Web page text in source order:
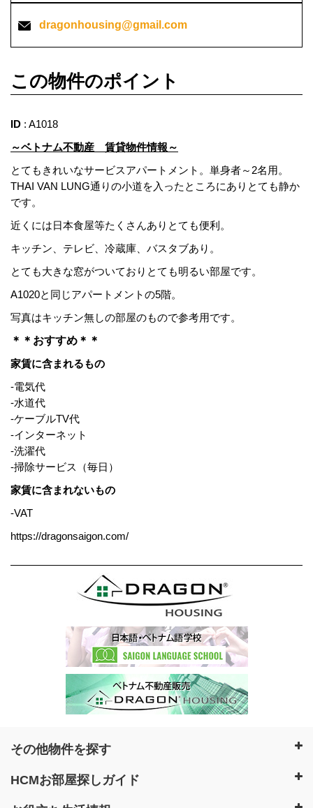
dragonhousing@gmail.com
この物件のポイント
ID : A1018
～ベトナム不動産 賃貸物件情報～
とてもきれいなサービスアパートメント。単身者～2名用。
THAI VAN LUNG通りの小道を入ったところにありとても静か
です。
近くには日本食屋等たくさんありとても便利。
キッチン、テレビ、冷蔵庫、バスタブあり。
とても大きな窓がついておりとても明るい部屋です。
A1020と同じアパートメントの5階。
写真はキッチン無しの部屋のもので参考用です。
＊＊おすすめ＊＊
家賃に含まれるもの
-電気代
-水道代
-ケーブルTV代
-インターネット
-洗濯代
-掃除サービス（毎日）
家賃に含まれないもの
-VAT
https://dragonsaigon.com/
その他物件を探す
HCMお部屋探しガイド